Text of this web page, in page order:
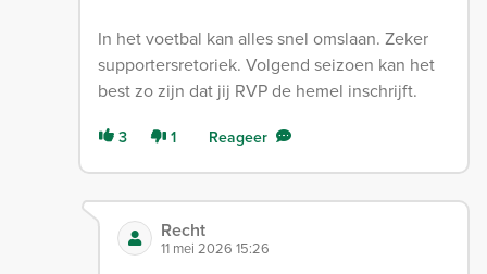
In het voetbal kan alles snel omslaan. Zeker
supportersretoriek. Volgend seizoen kan het
best zo zijn dat jij RVP de hemel inschrijft.
3 1 Reageer
Recht
11 mei 2026 15:26